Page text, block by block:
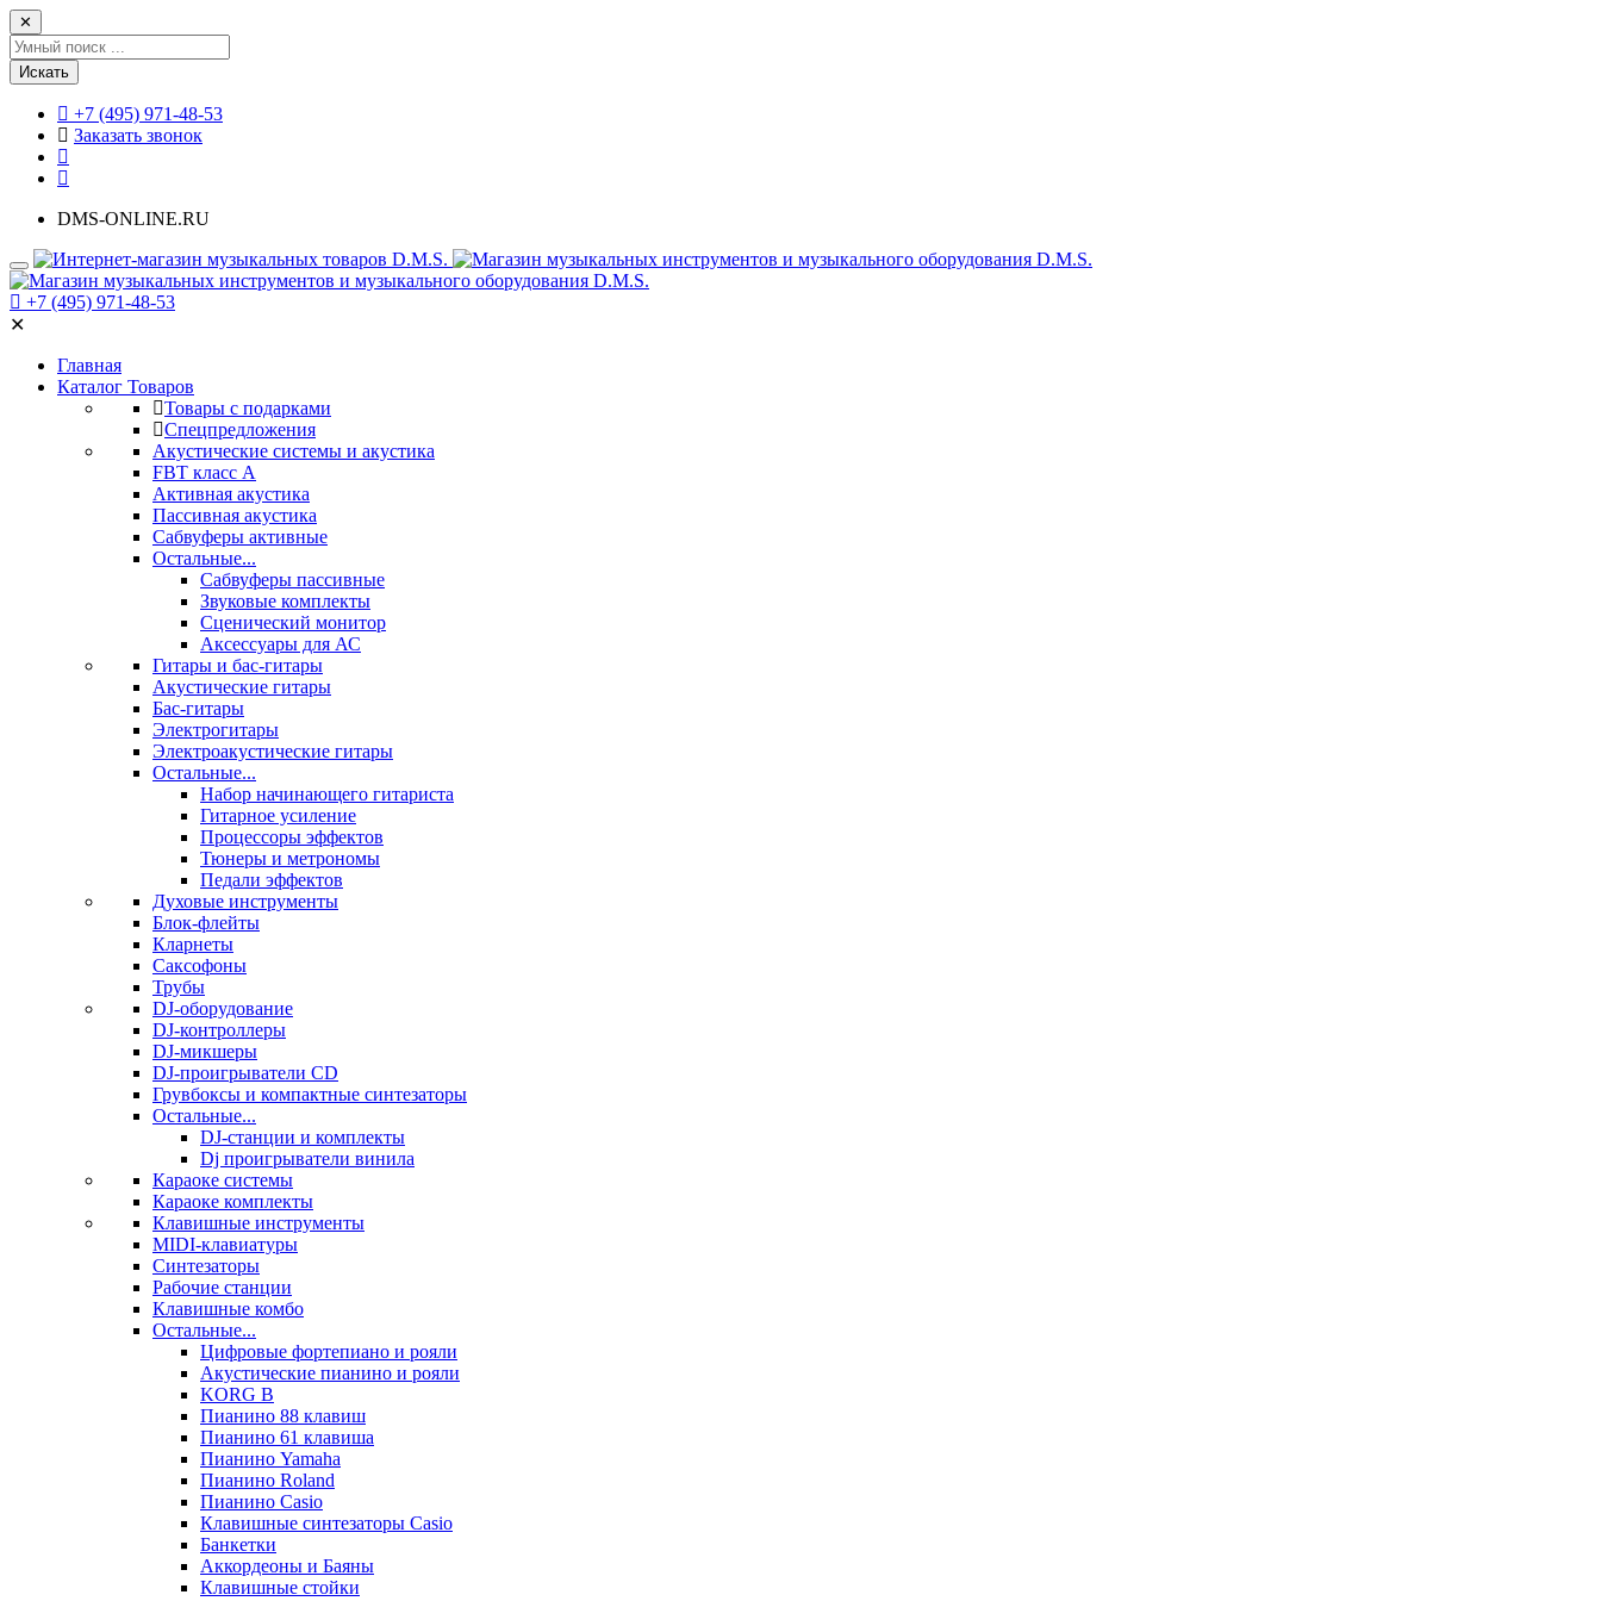
✕
Искать
+7 (495) 971-48-53
Заказать звонок
DMS-ONLINE.RU
+7 (495) 971-48-53
✕
Главная
Каталог Товаров
Товары с подарками
Спецпредложения
Акустические системы и акустика
FBT класс А
Активная акустика
Пассивная акустика
Сабвуферы активные
Остальные...
Сабвуферы пассивные
Звуковые комплекты
Сценический монитор
Аксессуары для АС
Гитары и бас-гитары
Акустические гитары
Бас-гитары
Электрогитары
Электроакустические гитары
Остальные...
Набор начинающего гитариста
Гитарное усиление
Процессоры эффектов
Тюнеры и метрономы
Педали эффектов
Духовые инструменты
Блок-флейты
Кларнеты
Саксофоны
Трубы
DJ-оборудование
DJ-контроллеры
DJ-микшеры
DJ-проигрыватели CD
Грувбоксы и компактные синтезаторы
Остальные...
DJ-станции и комплекты
Dj проигрыватели винила
Караоке системы
Караоке комплекты
Клавишные инструменты
MIDI-клавиатуры
Синтезаторы
Рабочие станции
Клавишные комбо
Остальные...
Цифровые фортепиано и рояли
Акустические пианино и рояли
KORG B
Пианино 88 клавиш
Пианино 61 клавиша
Пианино Yamaha
Пианино Roland
Пианино Casio
Клавишные синтезаторы Casio
Банкетки
Аккордеоны и Баяны
Клавишные стойки